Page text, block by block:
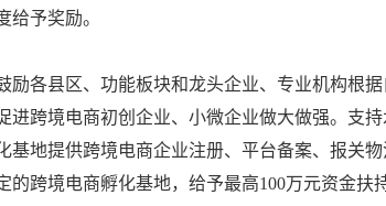
给予奖励。
励各县区、功能板块和龙头企业、专业机构根
进跨境电商初创企业、小微企业做大做强。支
基地提供跨境电商企业注册、平台备案、报关
的跨境电商孵化基地，给予最高100万元资金